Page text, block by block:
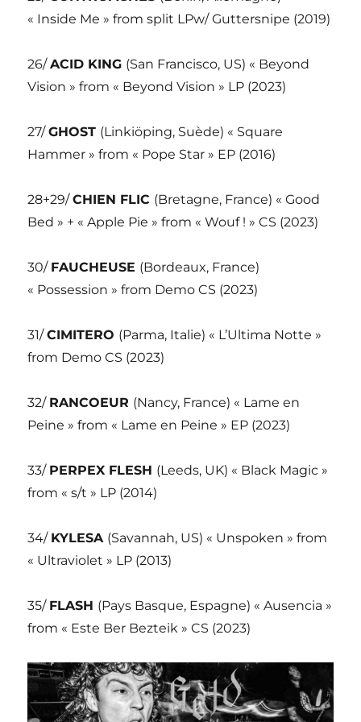
« Inside Me » from split LPw/ Guttersnipe (2019)
26/ACID KING (San Francisco, US) « Beyond
Vision » from « Beyond Vision » LP (2023)
27/GHOST (Linkiöping, Suède) « Square
Hammer » from « Pope Star » EP (2016)
28+29/CHIEN FLIC (Bretagne, France) « Good
Bed » + « Apple Pie » from « Wouf ! » CS (2023)
30/ FAUCHEUSE (Bordeaux, France)
« Possession » from Demo CS (2023)
31/CIMITERO (Parma, Italie) « L’Ultima Notte »
from Demo CS (2023)
32/ RANCOEUR (Nancy, France) « Lame en
Peine » from « Lame en Peine » EP (2023)
33/ PERPEX FLESH (Leeds, UK) « Black Magic »
from « s/t » LP (2014)
34/ KYLESA (Savannah, US) « Unspoken » from
« Ultraviolet » LP (2013)
35/ FLASH (Pays Basque, Espagne) « Ausencia »
from « Este Ber Bezteik » CS (2023)